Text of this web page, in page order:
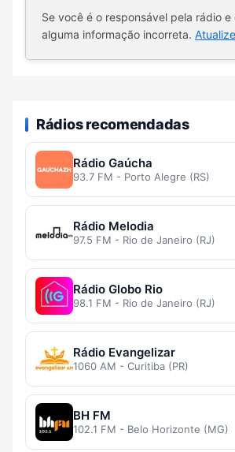
Se você é o responsável pela rádio e
alguma informação incorreta.
Rádios recomendadas
Rádio Gaúcha
93.7 FM - Porto Alegre (RS)
Rádio Melodia
97.5 FM - Rio de Janeiro (RJ)
Rádio Globo Rio
98.1 FM - Rio de Janeiro (RJ)
Rádio Evangelizar
1060 AM - Curitiba (PR)
BH FM
102.1 FM - Belo Horizonte (MG)